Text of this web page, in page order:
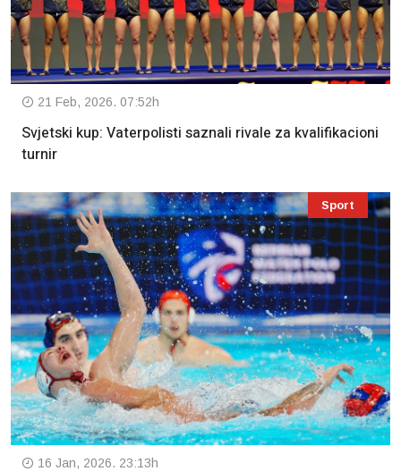
21 Feb, 2026. 07:52h
Svjetski kup: Vaterpolisti saznali rivale za kvalifikacioni
turnir
Sport
16 Jan, 2026. 23:13h